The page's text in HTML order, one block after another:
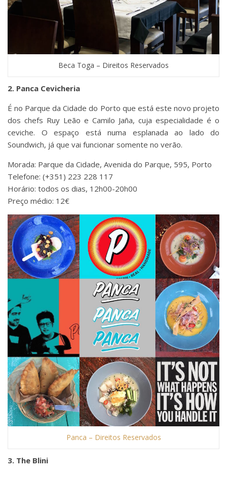
Beca Toga – Direitos Reservados
2. Panca Cevicheria
É no Parque da Cidade do Porto que está este novo projeto
dos chefs Ruy Leão e Camilo Jaña, cuja especialidade é o
ceviche. O espaço está numa esplanada ao lado do
Soundwich, já que vai funcionar somente no verão.
Morada: Parque da Cidade, Avenida do Parque, 595, Porto
Telefone: (+351) 223 228 117
Horário: todos os dias, 12h00-20h00
Preço médio: 12€
Panca – Direitos Reservados
3. The Blini